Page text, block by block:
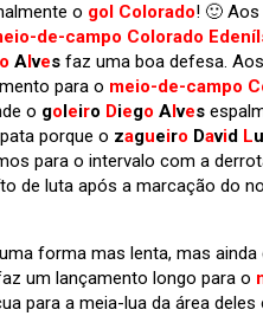
o gol Colorado! 🙂
de-campo Colorado
o Alves faz uma boa defesa.
para o meio-de-campo
o goleiro Diego Alves
porque o zagueiro David Lu
para o intervalo com a
de luta após a marcação do
forma mas lenta, mas
um lançamento longo para o
para a meia-lua da área deles